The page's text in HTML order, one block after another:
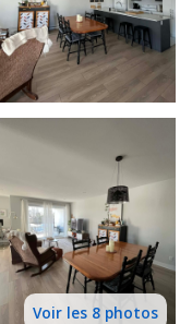
Voir les 8 photos